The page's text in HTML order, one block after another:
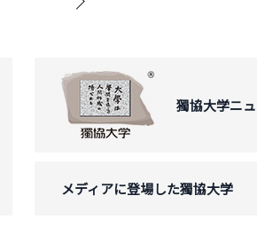
獨協大学ニ
メディアに登場した獨協大学